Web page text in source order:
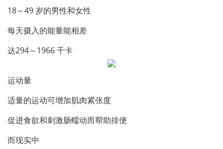
18～49 岁的男性和女性
每天摄入的能量能相差
达294～1966 千卡
运动量
适量的运动可增加肌肉紧张度
促进食欲和刺激肠蠕动而帮助排便
而现实中